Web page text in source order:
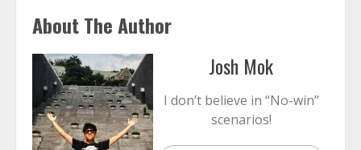
About The Author
Josh Mok
I don’t believe in “No-win”
scenarios!